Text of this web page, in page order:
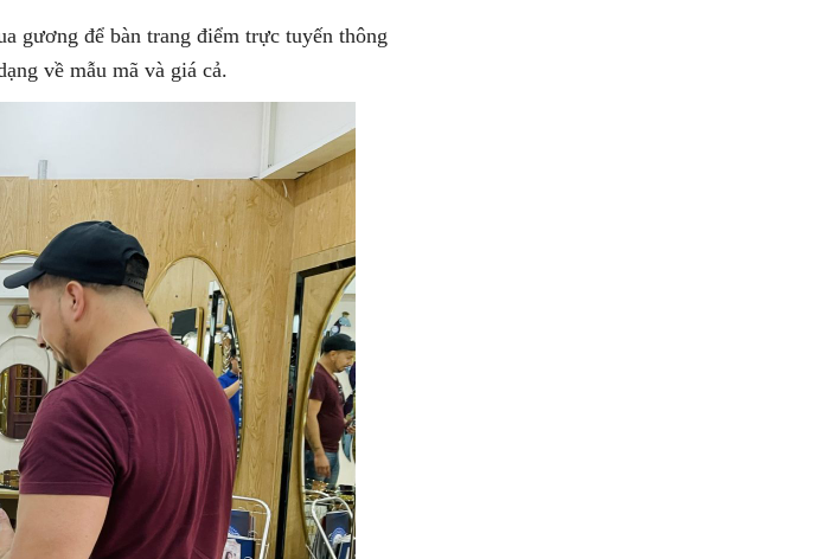
gương để bàn trang điểm trực tuyến thông
về mẫu mã và giá cả.